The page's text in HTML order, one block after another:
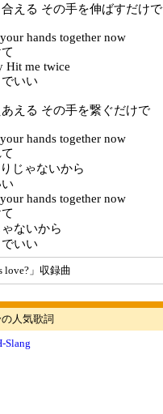
える その手を伸ばすだけで
hands together now
Hit me twice
いい
える その手を繋ぐだけで
hands together now
じゃないから
hands together now
ないから
いい
love?」収録曲
の人気歌詞
Slang